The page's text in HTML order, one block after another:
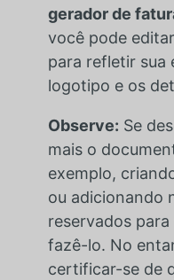
gerador de
você pode
para refletir sua
logotipo e os
Observe: Se
mais o
exemplo,
ou adicionando
reservados
fazê-lo. No
certificar-se de